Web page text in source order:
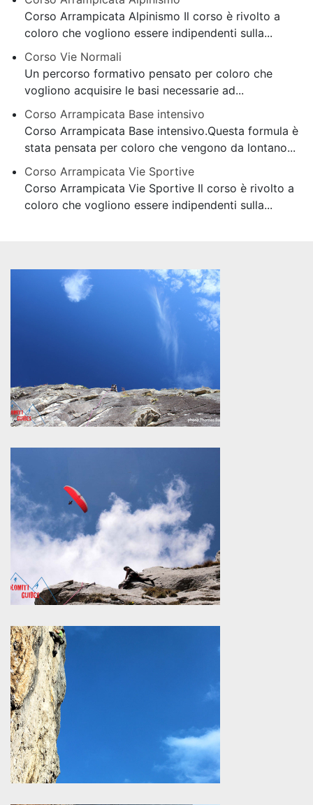
Corso Arrampicata Alpinismo Il corso è rivolto a
coloro che vogliono essere indipendenti sulla...
Corso Vie Normali
Un percorso formativo pensato per coloro che
vogliono acquisire le basi necessarie ad...
Corso Arrampicata Base intensivo
Corso Arrampicata Base intensivo.Questa formula è
stata pensata per coloro che vengono da lontano...
Corso Arrampicata Vie Sportive
Corso Arrampicata Vie Sportive Il corso è rivolto a
coloro che vogliono essere indipendenti sulla...